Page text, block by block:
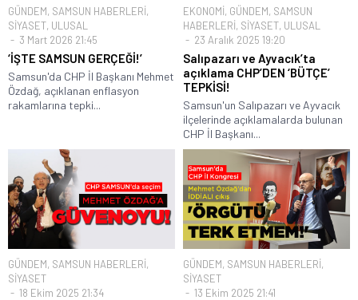
GÜNDEM, SAMSUN HABERLERİ,
SİYASET, ULUSAL
3 Mart 2026 21:45
‘İŞTE SAMSUN GERÇEĞİ!’
Samsun'da CHP İl Başkanı Mehmet
Özdağ, açıklanan enflasyon
rakamlarına tepki...
EKONOMİ, GÜNDEM, SAMSUN
HABERLERİ, SİYASET, ULUSAL
23 Aralık 2025 19:20
Salıpazarı ve Ayvacık’ta
açıklama CHP’DEN ‘BÜTÇE’
TEPKİSİ!
Samsun'un Salıpazarı ve Ayvacık
ilçelerinde açıklamalarda bulunan
CHP İl Başkanı...
GÜNDEM, SAMSUN HABERLERİ,
SİYASET
18 Ekim 2025 21:34
GÜNDEM, SAMSUN HABERLERİ,
SİYASET
13 Ekim 2025 21:41